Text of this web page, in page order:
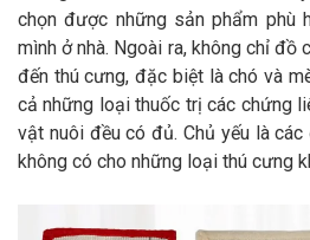
chọn được những sản phẩm phù
mình ở nhà. Ngoài ra, không chỉ đồ
đến thú cưng, đặc biệt là chó và
cả những loại thuốc trị các chứng
vật nuôi đều có đủ. Chủ yếu là
không có cho những loại thú cưng